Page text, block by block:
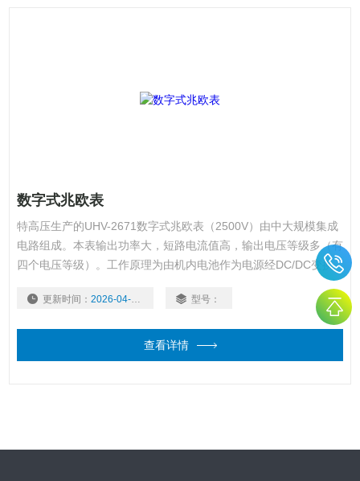
数字式兆欧表
特高压生产的UHV-2671数字式兆欧表（2500V）由中大规模集成
电路组成。本表输出功率大，短路电流值高，输出电压等级多（有
四个电压等级）。工作原理为由机内电池作为电源经DC/DC变换
产生的直流高压由E极出经被测试品到达L极，从而产生一个从E到
L极的电流，经过I/V变换经除法器完成运算直接将被测的绝缘电阻
更新时间： 2026-04-09 型号：
查看详情